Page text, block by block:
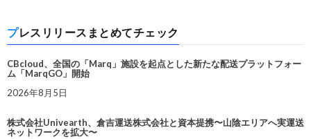
プレスリリースまとめてチェック
CBcloud、全国の「Marq」施設を起点とした新たな配送プラットフォー
ム「MarqGO」開始
2026年8月5日
株式会社Univearth、倉吉運送株式会社と資本提携〜山陰エリアへ実運送
ネットワークを拡大〜